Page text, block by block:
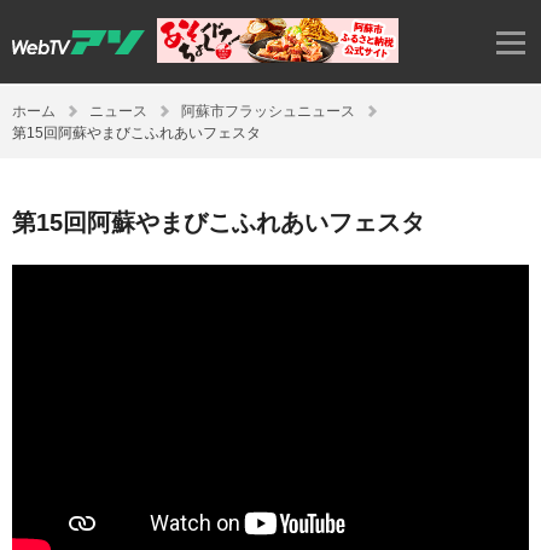
ホーム ニュース
阿蘇市フラッシュニュース
第15回阿蘇やまびこふれあいフェスタ
第15回阿蘇やまびこふれあいフェスタ